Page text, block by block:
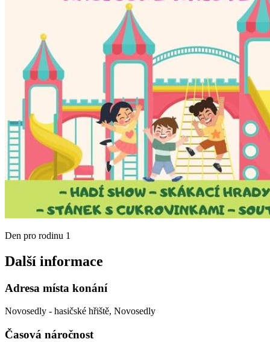
Den pro rodinu 1
Další informace
Adresa místa konání
Novosedly - hasičské hřiště, Novosedly
Časová náročnost